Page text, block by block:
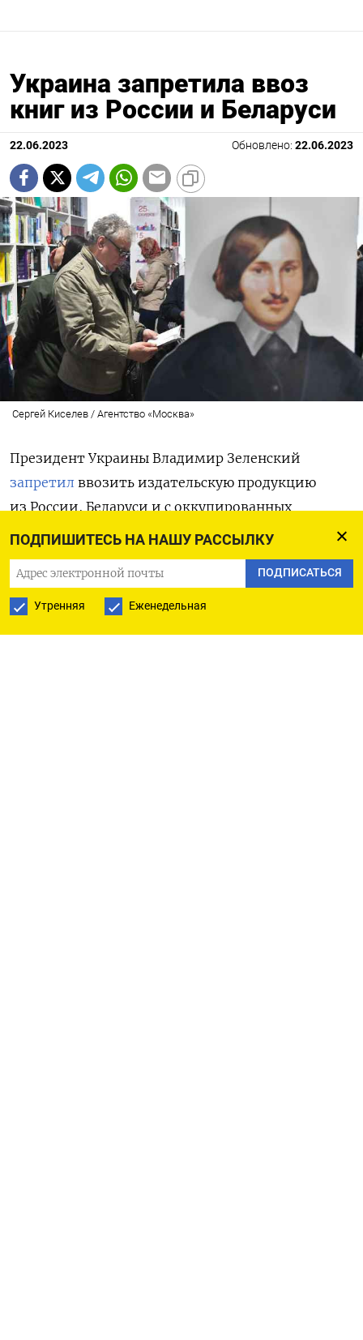
ПОДПИШИТЕСЬ НА НАШУ РАССЫЛКУ
ПОДПИСАТЬСЯ
Утренняя Еженедельная
Украина запретила ввоз
книг из России и Беларуси
22.06.2023 Обновлено: 22.06.2023
Сергей Киселев / Агентство «Москва»
Президент Украины Владимир Зеленский
запретил ввозить издательскую продукцию
из России, Беларуси и с оккупированных
территорий. Закон об этом был подписан
Для изданий на русском языке, поступающих